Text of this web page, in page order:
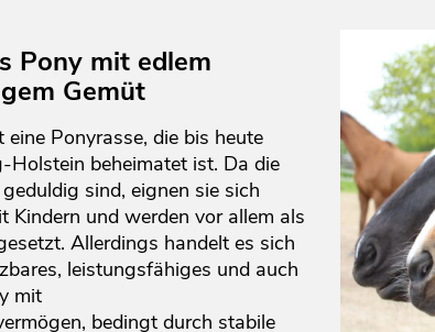
Pony mit edlem
Gemüt
Ponyrasse, die bis heute
beheimatet ist. Da die
sind, eignen sie sich
Kindern und werden vor allem als
Allerdings handelt es sich
leistungsfähiges und auch
mit
bedingt durch stabile